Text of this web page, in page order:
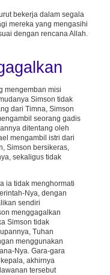
bekerja dalam segala
mereka yang mengasihi
dengan rencana Allah.
mengemban misi
Simson tidak
dari Timna, Simson
seorang gadis
ditentang oleh
mengambil istri dari
Simson bersikeras,
sekaligus tidak
ia tidak menghormati
Nya, dengan
sendiri
menggagalkan
Simson tidak
Tuhan
menggunakan
Nya. Gara-gara
akhirnya
tersebut